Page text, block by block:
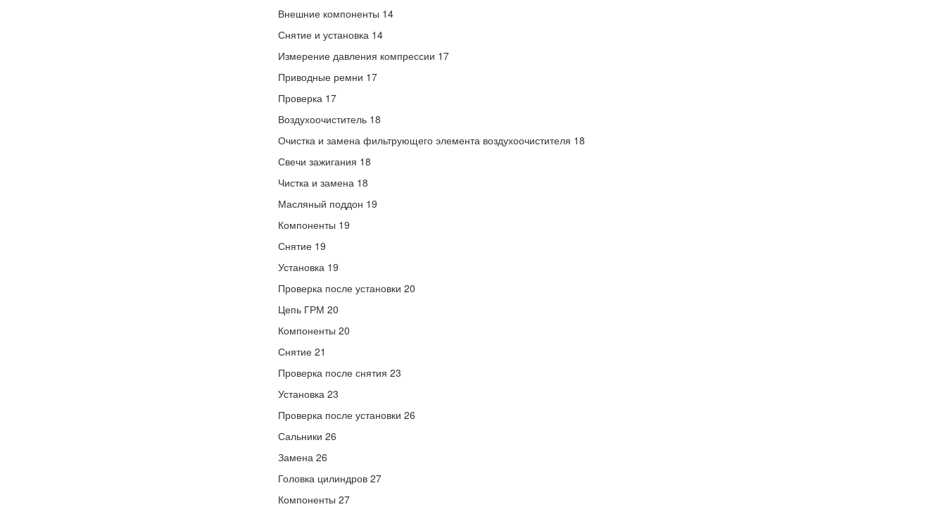
Внешние компоненты 14
Снятие и установка 14
Измерение давления компрессии 17
Приводные ремни 17
Проверка 17
Воздухоочиститель 18
Очистка и замена фильтрующего элемента воздухоочистителя 18
Свечи зажигания 18
Чистка и замена 18
Масляный поддон 19
Компоненты 19
Снятие 19
Установка 19
Проверка после установки 20
Цепь ГРМ 20
Компоненты 20
Снятие 21
Проверка после снятия 23
Установка 23
Проверка после установки 26
Сальники 26
Замена 26
Головка цилиндров 27
Компоненты 27